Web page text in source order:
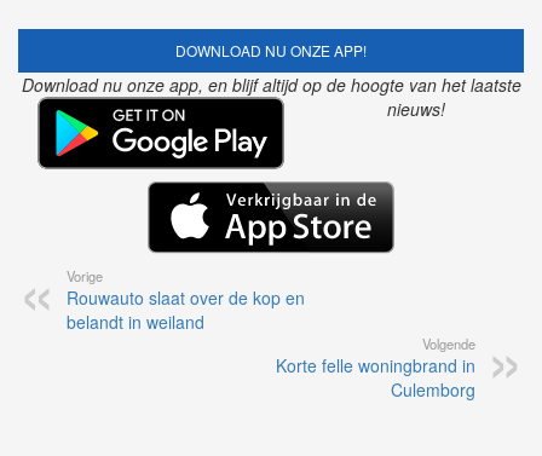
DOWNLOAD NU ONZE APP!
Download nu onze app, en blijf altijd op de hoogte van het laatste
nieuws!
Vorige
Rouwauto slaat over de kop en
belandt in weiland
Volgende
Korte felle woningbrand in
Culemborg